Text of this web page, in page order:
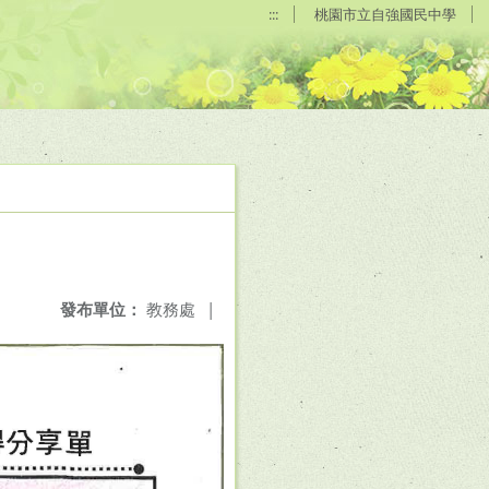
::: 桃園市立自強國民中學
發布單位： 教務處 |